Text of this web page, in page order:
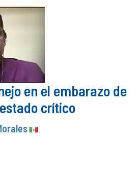
en el embarazo de
crítico